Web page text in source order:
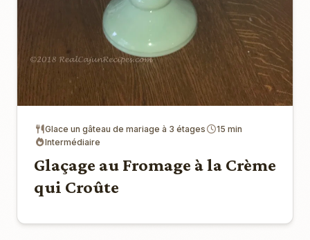
Glace un gâteau de mariage à 3 étages
15 min
Intermédiaire
Glaçage au Fromage à la Crème
qui Croûte